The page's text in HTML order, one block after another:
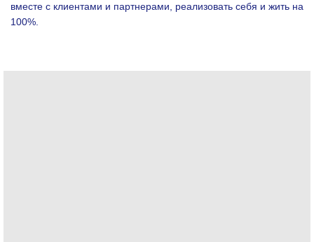
вместе с клиентами и партнерами, реализовать себя и жить на
100%.